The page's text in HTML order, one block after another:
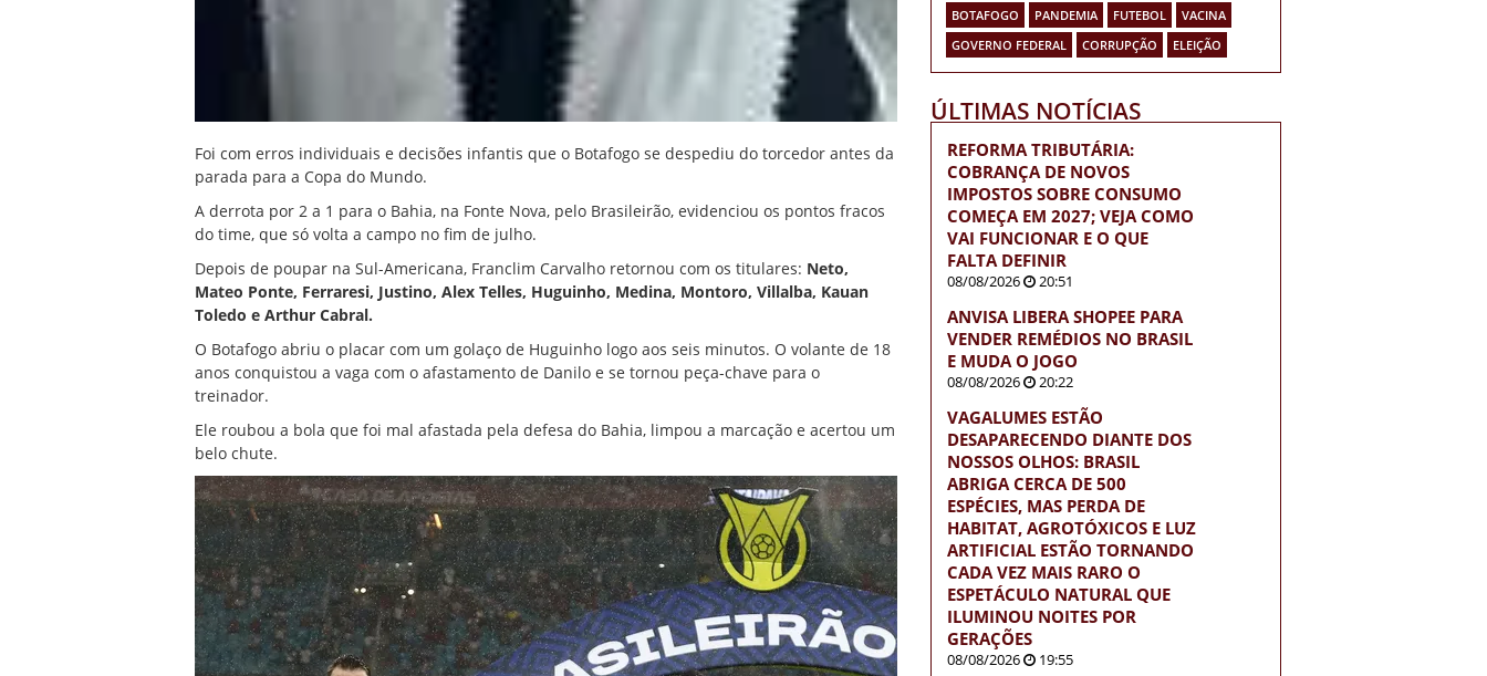
Foi com erros individuais e decisões infantis que o Botafogo se despediu do torcedor antes da
parada para a Copa do Mundo.
A derrota por 2 a 1 para o Bahia, na Fonte Nova, pelo Brasileirão, evidenciou os pontos fracos
do time, que só volta a campo no fim de julho.
Depois de poupar na Sul-Americana, Franclim Carvalho retornou com os titulares: Neto,
Mateo Ponte, Ferraresi, Justino, Alex Telles, Huguinho, Medina, Montoro, Villalba, Kauan
Toledo e Arthur Cabral.
O Botafogo abriu o placar com um golaço de Huguinho logo aos seis minutos. O volante de 18
anos conquistou a vaga com o afastamento de Danilo e se tornou peça-chave para o
treinador.
Ele roubou a bola que foi mal afastada pela defesa do Bahia, limpou a marcação e acertou um
belo chute.
BOTAFOGO
PANDEMIA FUTEBOL
VACINA
GOVERNO FEDERAL
CORRUPÇÃO ELEIÇÃO
ÚLTIMAS NOTÍCIAS
REFORMA TRIBUTÁRIA:
COBRANÇA DE NOVOS
IMPOSTOS SOBRE CONSUMO
COMEÇA EM 2027; VEJA COMO
VAI FUNCIONAR E O QUE
FALTA DEFINIR
08/08/2026 20:51
ANVISA LIBERA SHOPEE PARA
VENDER REMÉDIOS NO BRASIL
E MUDA O JOGO
08/08/2026 20:22
VAGALUMES ESTÃO
DESAPARECENDO DIANTE DOS
NOSSOS OLHOS: BRASIL
ABRIGA CERCA DE 500
ESPÉCIES, MAS PERDA DE
HABITAT, AGROTÓXICOS E LUZ
ARTIFICIAL ESTÃO TORNANDO
CADA VEZ MAIS RARO O
ESPETÁCULO NATURAL QUE
ILUMINOU NOITES POR
GERAÇÕES
08/08/2026 19:55